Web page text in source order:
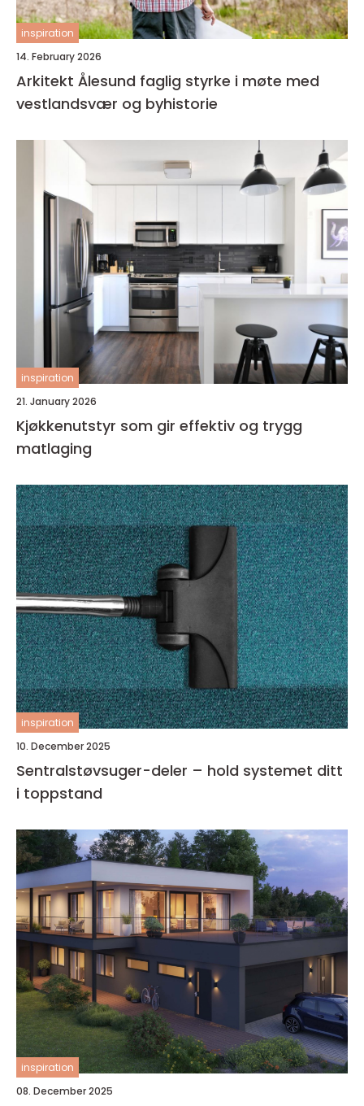
inspiration
14. February 2026
Arkitekt Ålesund faglig styrke i møte med
vestlandsvær og byhistorie
inspiration
21. January 2026
Kjøkkenutstyr som gir effektiv og trygg
matlaging
inspiration
10. December 2025
Sentralstøvsuger-deler – hold systemet ditt
i toppstand
inspiration
08. December 2025